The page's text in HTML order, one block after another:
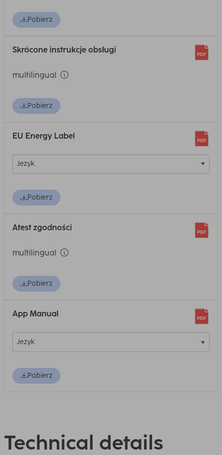
Pobierz
Skrócone instrukcje obsługi
multilingual
Pobierz
EU Energy Label
Pobierz
Atest zgodności
multilingual
Pobierz
App Manual
Pobierz
Technical details